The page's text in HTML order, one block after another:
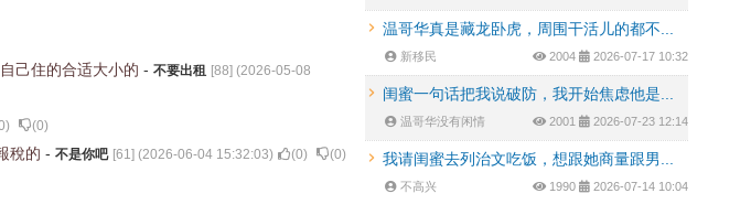
己住的合适大小的 - 不要出租 [88] (2026-05-08
) (0)
稅的 - 不是你吧 [61] (2026-06-04 15:32:03) (0) (0)
温哥华真是藏龙卧虎，周围干活儿的都不...
新移民 2004 2026-07-17 10:32
闺蜜一句话把我说破防，我开始焦虑他是...
温哥华没有闲情 2001 2026-07-23 12:14
我请闺蜜去列治文吃饭，想跟她商量跟男...
不高兴 1990 2026-07-14 10:04